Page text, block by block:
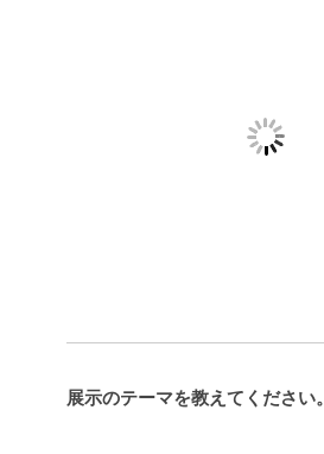
展示のテーマを教えてください。